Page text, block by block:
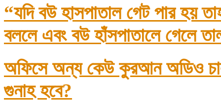
“যদি বউ হাসপাতাল গেট পার হয়
বললে এবং বউ হাঁসপাতালে গেলে
অফিসে অন্য কেউ কুরআন অডিও
গুনাহ হবে?